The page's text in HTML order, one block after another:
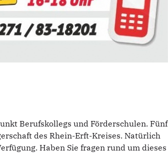
Berufskollegs und Förderschulen. Fünf
des Rhein-Erft-Kreises. Natürlich
Haben Sie fragen rund um dieses